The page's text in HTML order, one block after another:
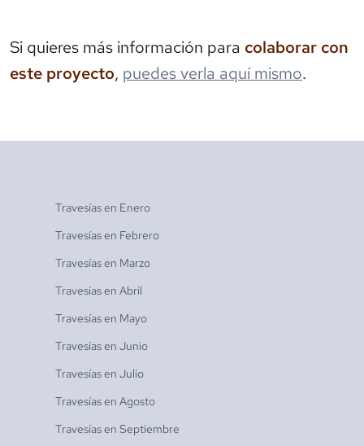
Si quieres más información para colaborar con
este proyecto, puedes verla aquí mismo.
Travesías en Enero
Travesías en Febrero
Travesías en Marzo
Travesías en Abril
Travesías en Mayo
Travesías en Junio
Travesías en Julio
Travesías en Agosto
Travesías en Septiembre